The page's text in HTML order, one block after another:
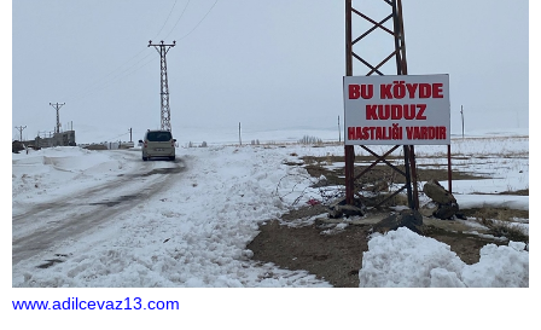
www.adilcevaz13.com